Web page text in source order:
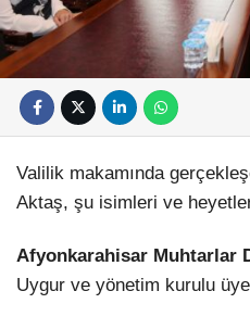
Valilik makamında
Aktaş, şu isimleri ve
Afyonkarahisar Muhtarlar
Uygur ve yönetim kurulu